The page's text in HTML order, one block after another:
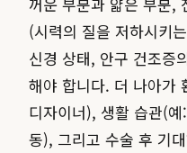
(시력의 질을 저하시키
신경 상태, 안구 건조증
해야 합니다. 더 나아가
디자이너), 생활 습관(
동), 그리고 수술 후 기